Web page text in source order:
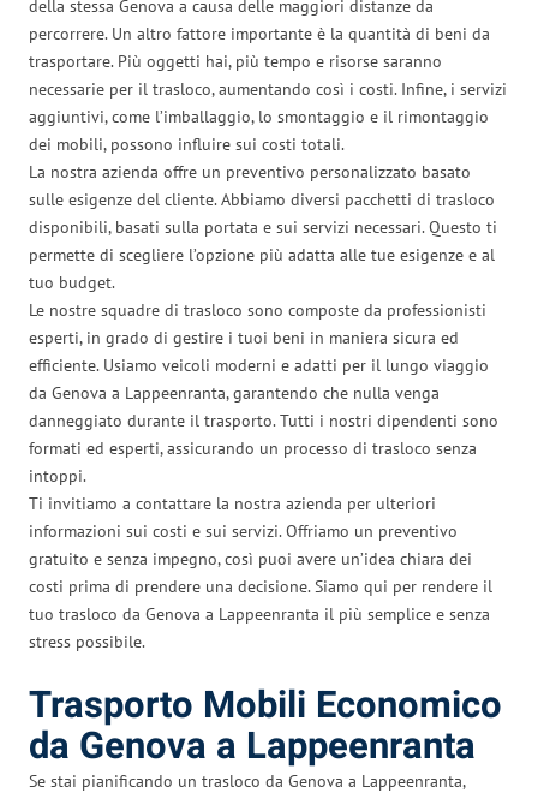
della stessa Genova a causa delle maggiori distanze da
percorrere. Un altro fattore importante è la quantità di beni da
trasportare. Più oggetti hai, più tempo e risorse saranno
necessarie per il trasloco, aumentando così i costi. Infine, i servizi
aggiuntivi, come l’imballaggio, lo smontaggio e il rimontaggio
dei mobili, possono influire sui costi totali.
La nostra azienda offre un preventivo personalizzato basato
sulle esigenze del cliente. Abbiamo diversi pacchetti di trasloco
disponibili, basati sulla portata e sui servizi necessari. Questo ti
permette di scegliere l’opzione più adatta alle tue esigenze e al
tuo budget.
Le nostre squadre di trasloco sono composte da professionisti
esperti, in grado di gestire i tuoi beni in maniera sicura ed
efficiente. Usiamo veicoli moderni e adatti per il lungo viaggio
da Genova a Lappeenranta, garantendo che nulla venga
danneggiato durante il trasporto. Tutti i nostri dipendenti sono
formati ed esperti, assicurando un processo di trasloco senza
intoppi.
Ti invitiamo a contattare la nostra azienda per ulteriori
informazioni sui costi e sui servizi. Offriamo un preventivo
gratuito e senza impegno, così puoi avere un’idea chiara dei
costi prima di prendere una decisione. Siamo qui per rendere il
tuo trasloco da Genova a Lappeenranta il più semplice e senza
stress possibile.
Trasporto Mobili Economico
da Genova a Lappeenranta
Se stai pianificando un trasloco da Genova a Lappeenranta,